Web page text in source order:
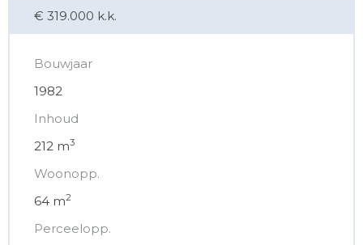
geadresseerde bestemd en niet bedoeld als aanbod.
informatie kan door makelaarskantoor Biemans B.V.
ontleend.
€ 319.000 k.k.
Bouwjaar
1982
Inhoud
212 m3
Woonopp.
64 m2
Perceelopp.